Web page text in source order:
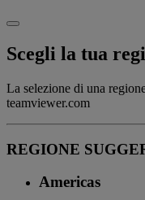
Scegli la tua
La selezione di una
teamviewer.com
REGIONE
Americas